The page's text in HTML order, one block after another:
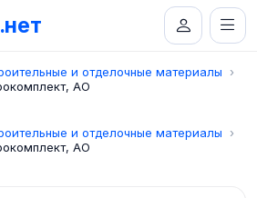
и отделочные материалы
АО
и отделочные материалы
АО